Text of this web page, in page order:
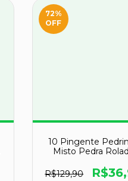
72%
OFF
10 Pingente
Misto Pedra
R$129,90